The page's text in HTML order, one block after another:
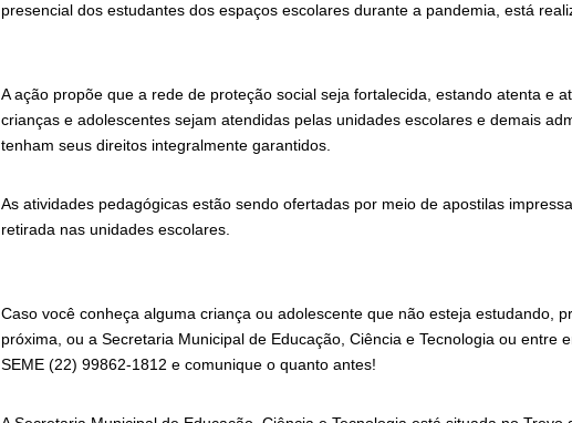
presencial dos estudantes dos espaços escolares durante a pandemia, está
A ação propõe que a rede de proteção social seja fortalecida, estando atenta e
crianças e adolescentes sejam atendidas pelas unidades escolares e demais
tenham seus direitos integralmente garantidos.
As atividades pedagógicas estão sendo ofertadas por meio de apostilas
retirada nas unidades escolares.
Caso você conheça alguma criança ou adolescente que não esteja estudando,
próxima, ou a Secretaria Municipal de Educação, Ciência e Tecnologia ou entre
SEME (22) 99862-1812 e comunique o quanto antes!